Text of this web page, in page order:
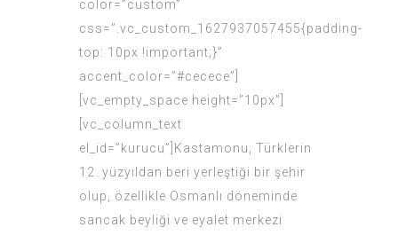
color=”custom”
css=”.vc_custom_1627937057455{padding-
top: 10px !important;}”
accent_color=”#cecece”]
[vc_empty_space height=”10px”]
[vc_column_text
el_id=”kurucu”]Kastamonu, Türklerin
12. yüzyıldan beri yerleştiği bir şehir
olup, özellikle Osmanlı döneminde
sancak beyliği ve eyalet merkezi